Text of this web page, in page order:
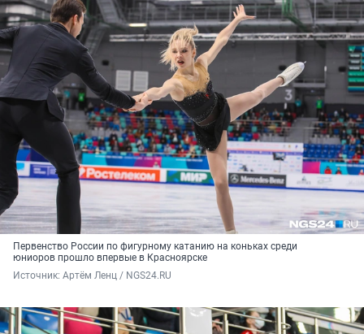
Первенство России по фигурному катанию на коньках среди
юниоров прошло впервые в Красноярске
Источник: Артём Ленц / NGS24.RU